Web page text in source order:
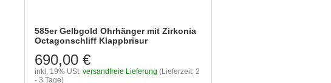
585er Gelbgold Ohrhänger mit Zirkonia
Octagonschliff Klappbrisur
690,00 €
inkl. 19% USt. versandfreie Lieferung (Lieferzeit: 2
- 3 Tage)